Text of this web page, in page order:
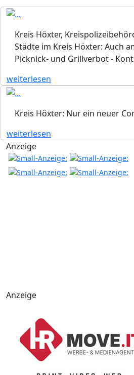
Kreis Höxter,
Städte im Kreis Höxter: Auch
Picknick- und Grillverbot -
weiterlesen
Kreis Höxter: Nur ein neuer
weiterlesen
Anzeige
Anzeige